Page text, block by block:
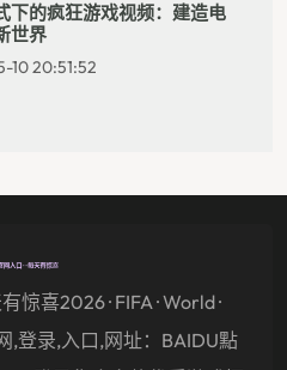
下的疯狂游戏视频：建造电
世界
10 20:51:52
喜2026 · FIFA · World ·
,登录,入口,网址：BAIDU點